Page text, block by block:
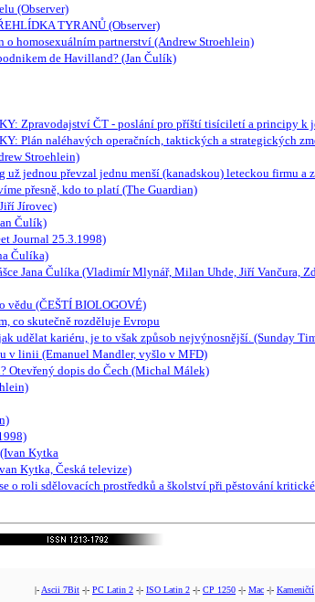
(Observer)
TYRANŮ (Observer)
homosexuálním partnerství (Andrew Stroehlein)
de Havilland? (Jan Čulík)
Zpravodajství ČT - poslání pro příští tisíciletí a principy
Plán naléhavých operačních, taktických a strategických
Stroehlein)
jednou převzal jednu menší (kanadskou) leteckou firmu a
přesně, kdo to platí (The Guardian)
Jírovec)
Čulík)
Journal 25.3.1998)
Čulíka)
Jana Čulíka (Vladimír Mlynář, Milan Uhde, Jiří Vančura,
vědu (ČEŠTÍ BIOLOGOVÉ)
co skutečně rozděluje Evropu
udělat kariéru, je to však způsob nejvýnosnější. (Sunday
v linii (Emanuel Mandler, vyšlo v MFD)
Otevřený dopis do Čech (Michal Málek)
Kytka
Kytka, Česká televize)
o roli sdělovacích prostředků a školství při pěstování
|- Ascii 7Bit -|- PC Latin 2 -|- ISO Latin 2 -|- CP 1250 -|- Mac -|- Kameničtí